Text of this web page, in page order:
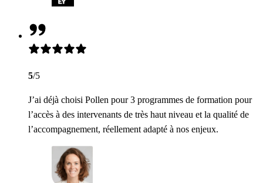
5/5
J’ai déjà choisi Pollen pour 3 programmes de formation pour
l’accès à des intervenants de très haut niveau et la qualité de
l’accompagnement, réellement adapté à nos enjeux.